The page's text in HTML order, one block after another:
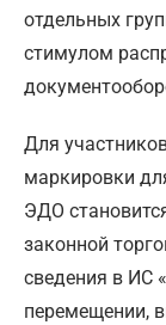
отдельных
стимулом
Для
маркировки
ЭДО
законной
сведения в ИС
перемещении,